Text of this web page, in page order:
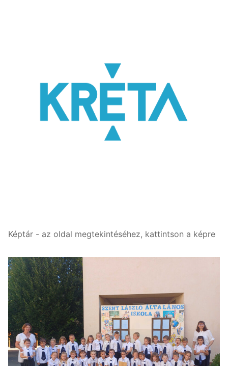
Képtár - az oldal megtekintéséhez, kattintson a képre